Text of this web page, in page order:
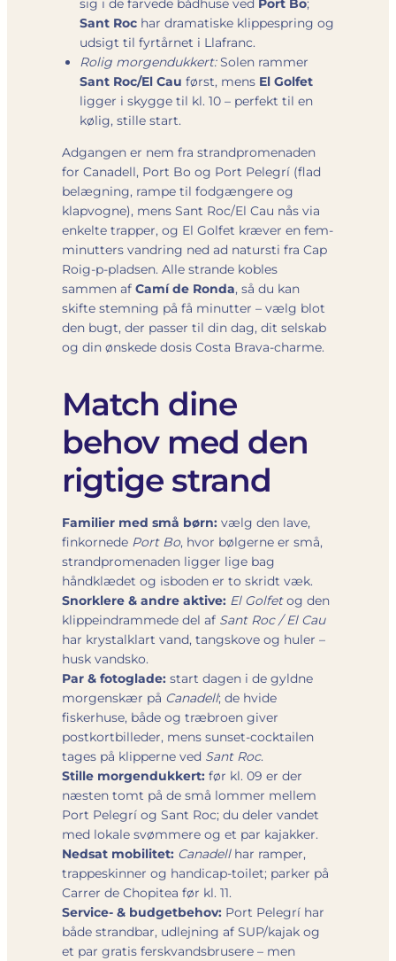
sig i de farvede bådhuse ved Port Bo;
Sant Roc har dramatiske klippespring og
udsigt til fyrtårnet i Llafranc.
Rolig morgendukkert:Solen rammer
Sant Roc/El Cau først, mens El Golfet
ligger i skygge til kl. 10 – perfekt til en
kølig, stille start.
Adgangen er nem fra strandpromenaden
for Canadell, Port Bo og Port Pelegrí (flad
belægning, rampe til fodgængere og
klapvogne), mens Sant Roc/El Cau nås via
enkelte trapper, og El Golfet kræver en fem-
minutters vandring ned ad natursti fra Cap
Roig-p-pladsen. Alle strande kobles
sammen af Camí de Ronda, så du kan
skifte stemning på få minutter – vælg blot
den bugt, der passer til din dag, dit selskab
og din ønskede dosis Costa Brava-charme.
Match dine
behov med den
rigtige strand
Familier med små børn: vælg den lave,
finkornede Port Bo, hvor bølgerne er små,
strandpromenaden ligger lige bag
håndklædet og isboden er to skridt væk.
Snorklere & andre aktive: El Golfetog den
klippeindrammede del af Sant Roc / El Cau
har krystalklart vand, tangskove og huler –
husk vandsko.
Par & fotoglade: start dagen i de gyldne
morgenskær på Canadell; de hvide
fiskerhuse, både og træbroen giver
postkortbilleder, mens sunset-cocktailen
tages på klipperne ved Sant Roc.
Stille morgendukkert: før kl. 09 er der
næsten tomt på de små lommer mellem
Port Pelegrí og Sant Roc; du deler vandet
med lokale svømmere og et par kajakker.
Nedsat mobilitet: Canadellhar ramper,
trappeskinner og handicap-toilet; parker på
Carrer de Chopitea før kl. 11.
Service- & budgetbehov: Port Pelegrí har
både strandbar, udlejning af SUP/kajak og
et par gratis ferskvandsbrusere – men